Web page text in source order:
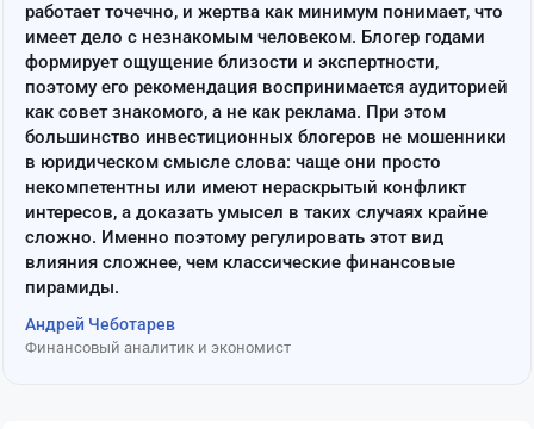
работает точечно, и жертва как минимум понимает, что
имеет дело с незнакомым человеком. Блогер годами
формирует ощущение близости и экспертности,
поэтому его рекомендация воспринимается аудиторией
как совет знакомого, а не как реклама. При этом
большинство инвестиционных блогеров не мошенники
в юридическом смысле слова: чаще они просто
некомпетентны или имеют нераскрытый конфликт
интересов, а доказать умысел в таких случаях крайне
сложно. Именно поэтому регулировать этот вид
влияния сложнее, чем классические финансовые
пирамиды.
Андрей Чеботарев
Финансовый аналитик и экономист